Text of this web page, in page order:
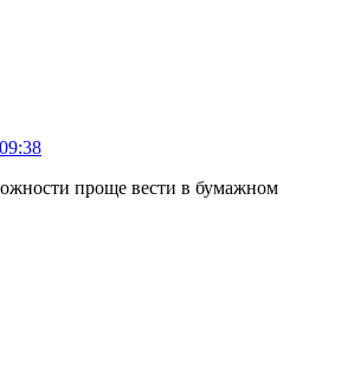
проще вести в бумажном